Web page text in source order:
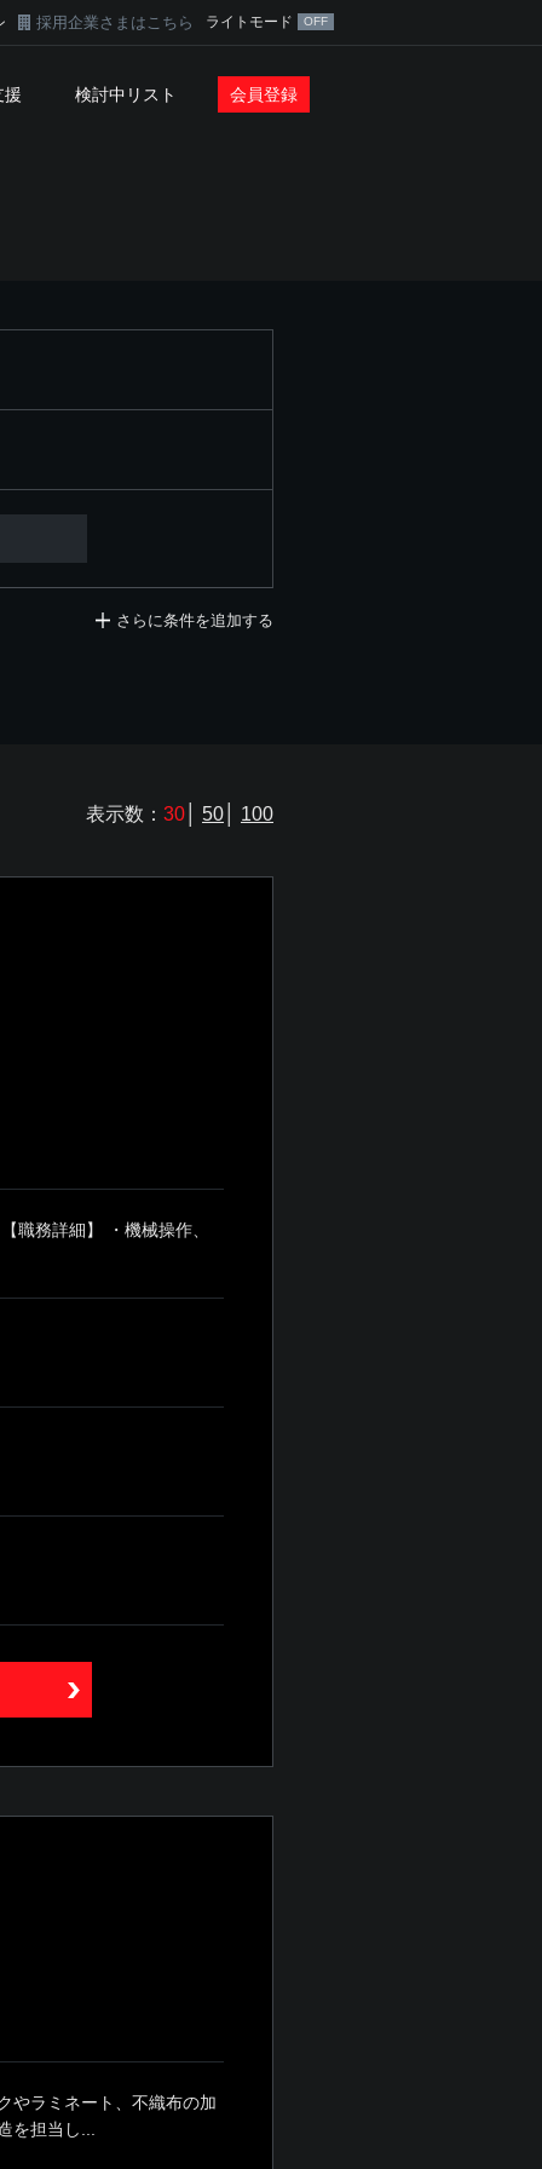
採用企業さまはこちら ライトモード
援 検討中リスト 会員登録
さらに条件を追加する
表示数： 30 50 100
職務詳細】 ・機械操作、
やラミネート、不織布の加
を担当し...